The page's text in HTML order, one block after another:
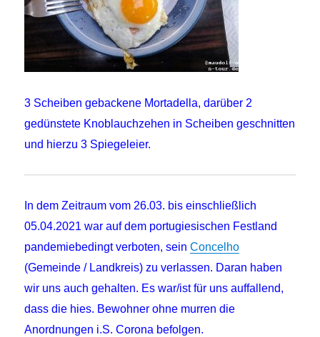
3 Scheiben gebackene Mortadella, darüber 2
gedünstete Knoblauchzehen in Scheiben geschnitten
und hierzu 3 Spiegeleier.
In dem Zeitraum vom 26.03. bis einschließlich
05.04.2021 war auf dem portugiesischen Festland
pandemiebedingt verboten, seinConcelho
(Gemeinde / Landkreis) zu verlassen. Daran haben
wir uns auch gehalten. Es war/ist für uns auffallend,
dass die hies. Bewohner ohne murren die
Anordnungen i.S. Corona befolgen.